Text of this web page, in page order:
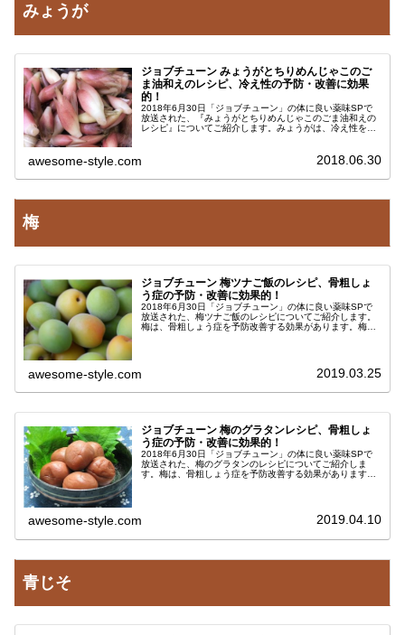
みょうが
ジョブチューン みょうがとちりめんじゃこのご
ま油和えのレシピ、冷え性の予防・改善に効果
的！
2018年6月30日「ジョブチューン」の体に良い薬味SPで
放送された、『みょうがとちりめんじゃこのごま油和えの
レシピ』についてご紹介します。みょうがは、冷え性を予
awesome-style.com 2018.06.30
梅
ジョブチューン 梅ツナご飯のレシピ、骨粗しょ
う症の予防・改善に効果的！
2018年6月30日「ジョブチューン」の体に良い薬味SPで
放送された、梅ツナご飯のレシピについてご紹介します。
梅は、骨粗しょう症を予防改善する効果があります。梅干
awesome-style.com 2019.03.25
ジョブチューン 梅のグラタンレシピ、骨粗しょ
う症の予防・改善に効果的！
2018年6月30日「ジョブチューン」の体に良い薬味SPで
放送された、梅のグラタンのレシピについてご紹介しま
す。梅は、骨粗しょう症を予防改善する効果があります。
awesome-style.com 2019.04.10
青じそ